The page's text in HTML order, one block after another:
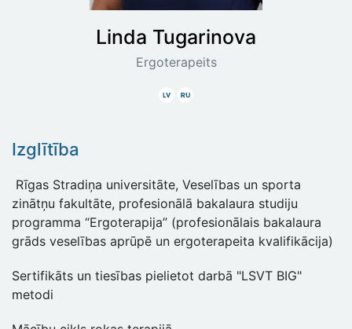
Linda Tugarinova
Ergoterapeits
LatviskiKrieviski
Izglītība
Rīgas Stradiņa universitāte, Veselības un sporta
zinātņu fakultāte, profesionālā bakalaura studiju
programma “Ergoterapija” (profesionālais bakalaura
grāds veselības aprūpē un ergoterapeita kvalifikācija)
Sertifikāts un tiesības pielietot darbā "LSVT BIG"
metodi